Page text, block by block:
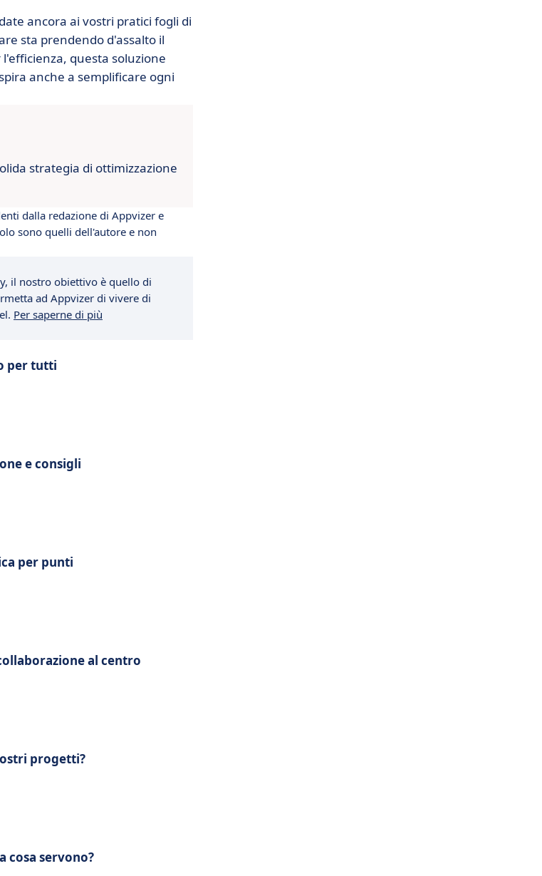
ancora ai vostri pratici fogli di
sta prendendo d'assalto il
questa soluzione
anche a semplificare ogni
strategia di ottimizzazione
dalla redazione di Appvizer e
sono quelli dell'autore e non
il nostro obiettivo è quello di
ad Appvizer di vivere di
Per saperne di più
per tutti
e consigli
per punti
al centro
progetti?
cosa servono?